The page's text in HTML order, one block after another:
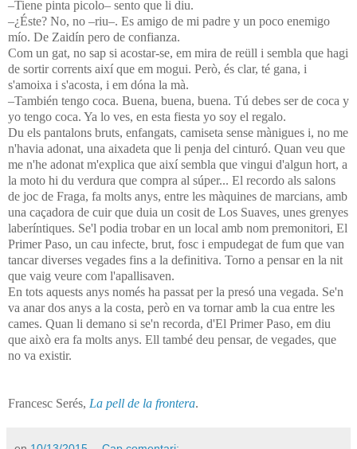
–Tiene pinta picolo– sento que li diu.
–¿Éste? No, no –riu–. Es amigo de mi padre y un poco enemigo
mío. De Zaidín pero de confianza.
Com un gat, no sap si acostar-se, em mira de reüll i sembla que hagi
de sortir corrents així que em mogui. Però, és clar, té gana, i
s'amoixa i s'acosta, i em dóna la mà.
–También tengo coca. Buena, buena, buena. Tú debes ser de coca y
yo tengo coca. Ya lo ves, en esta fiesta yo soy el regalo.
Du els pantalons bruts, enfangats, camiseta sense mànigues i, no me
n'havia adonat, una aixadeta que li penja del cinturó. Quan veu que
me n'he adonat m'explica que així sembla que vingui d'algun hort, a
la moto hi du verdura que compra al súper... El recordo als salons
de joc de Fraga, fa molts anys, entre les màquines de marcians, amb
una caçadora de cuir que duia un cosit de Los Suaves, unes grenyes
laberíntiques. Se'l podia trobar en un local amb nom premonitori, El
Primer Paso, un cau infecte, brut, fosc i empudegat de fum que van
tancar diverses vegades fins a la definitiva. Torno a pensar en la nit
que vaig veure com l'apallisaven.
En tots aquests anys només ha passat per la presó una vegada. Se'n
va anar dos anys a la costa, però en va tornar amb la cua entre les
cames. Quan li demano si se'n recorda, d'El Primer Paso, em diu
que això era fa molts anys. Ell també deu pensar, de vegades, que
no va existir.
Francesc Serés, La pell de la frontera.